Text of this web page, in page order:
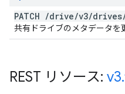
PATCH /drive/v3/drives
共有ドライブのメタデータを
REST リソース: v3.